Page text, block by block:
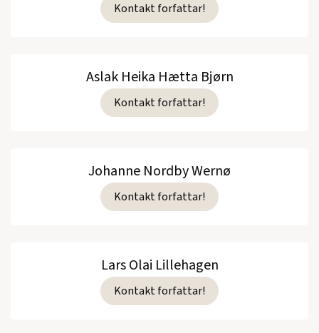
Kontakt forfattar!
Aslak Heika Hætta Bjørn
Kontakt forfattar!
Johanne Nordby Wernø
Kontakt forfattar!
Lars Olai Lillehagen
Kontakt forfattar!